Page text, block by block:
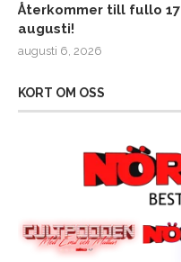
Återkommer till fullo 17
augusti!
augusti 6, 2026
KORT OM OSS